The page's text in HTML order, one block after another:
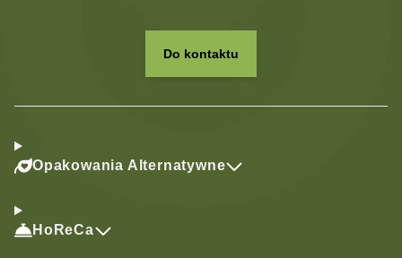
Do kontaktu
Opakowania Alternatywne
HoReCa